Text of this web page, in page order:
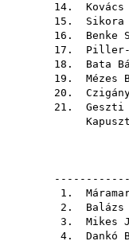
14. Kovács
15.
16. Benke
17. Piller-
18. Bata
19. Mézes
20.
21. Geszti
1.
2.
3. Mikes
4. Dankó